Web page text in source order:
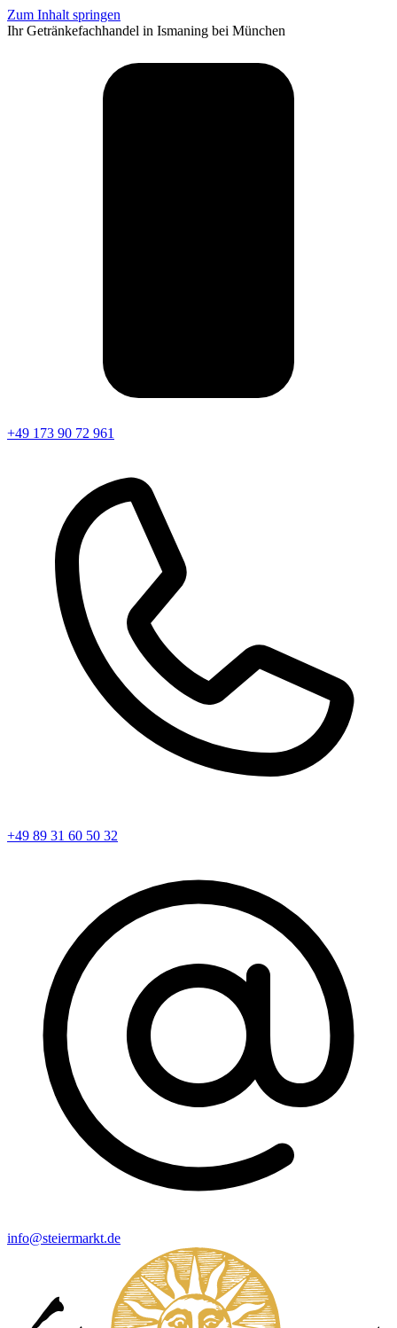
Zum Inhalt springen
Ihr Getränkefachhandel in Ismaning bei München
+49 173 90 72 961
+49 89 31 60 50 32
info@steiermarkt.de